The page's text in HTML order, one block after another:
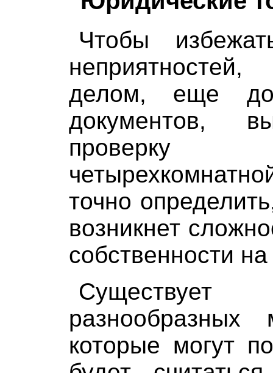
Чтобы
делом, еще до
документов,
проверку
точно
возникнет
собственности
которые могут